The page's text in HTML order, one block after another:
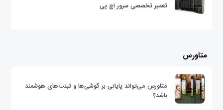
تعمیر تخصصی سرور اچ پی
متاورس
متاورس می‌تواند پایانی بر گوشی‌ها و تبلت‌های هوشمند
باشد؟